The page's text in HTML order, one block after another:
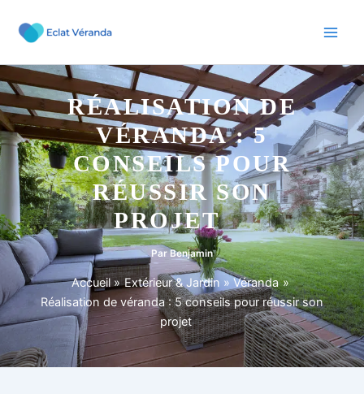
contenu
RÉALISATION DE
VÉRANDA : 5
CONSEILS POUR
RÉUSSIR SON
PROJET
ParBenjamin
Accueil Extérieur & Jardin
Véranda
Réalisation de véranda : 5 conseils pour réussir son
projet